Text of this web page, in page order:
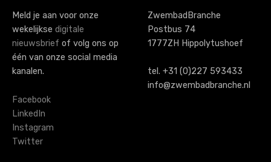
s
n
a
i
g
a
Meld je aan voor onze
wekelijkse digitale
nieuwsbrief of volg ons op
één van onze social media
kanalen.
Facebook
LinkedIn
Instagram
Twitter
ZwembadBranche
Postbus 74
1777ZH Hippolytushoef
tel. +31 (0)227 593433
info@zwembadbranche.nl